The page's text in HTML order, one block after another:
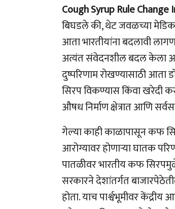
Cough Syrup Rule Change
बिघडले की, थेट जवळच्या
आता भारतीयांना बदलावी
अत्यंत संवेदनशील बदल केला
दुष्परिणाम रोखण्यासाठी आता
सिरप विकण्यास किंवा खरेदी
औषध निर्माण क्षेत्रात आणि
गेल्या काही काळापासून कफ
आरोग्यावर होणाऱ्या घातक
पातळीवर भारतीय कफ
सरकारने देशांतर्गत
होता. याच पार्श्वभूमीवर